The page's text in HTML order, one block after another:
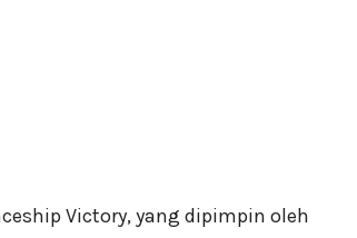
Victory, yang dipimpin oleh